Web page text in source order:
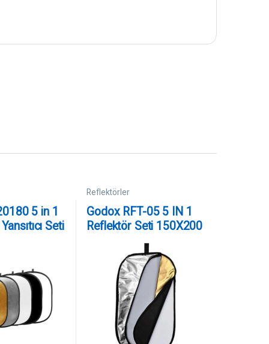
5 in 1
Seti
Reflektörler
Godox RFT-05 5 IN 1
Reflektör Seti 150X200